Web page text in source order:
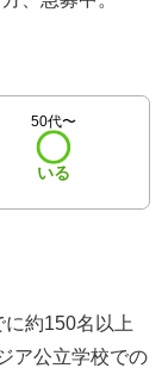
50代〜
いる
約150名以上
ア公立学校での